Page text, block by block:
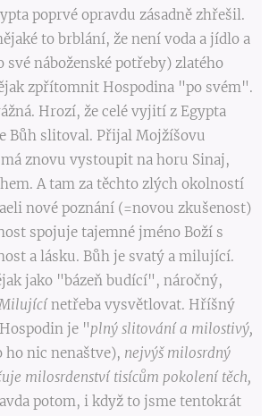
poprvé opravdu zásadně zhřešil.
to brblání, že není voda a jídlo a
své náboženské potřeby) zlatého
zpřítomnit Hospodina "po svém".
Hrozí, že celé vyjití z Egypta
Bůh slitoval. Přijal Mojžíšovu
znovu vystoupit na horu Sinaj,
A tam za těchto zlých okolností
nové poznání (=novou zkušenost)
spojuje tajemné jméno Boží s
a lásku. Bůh je svatý a milující.
jako "bázeň budící", náročný,
netřeba vysvětlovat. Hříšný
je "plný slitování a milostivý,
ho nic nenaštve), nejvýš milosrdný
milosrdenství tisícům pokolení těch,
potom, i když to jsme tentokrát